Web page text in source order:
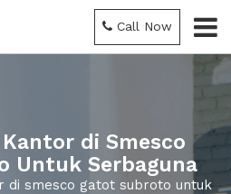
Call Now
di Smesco
Untuk Serbaguna
di smesco gatot subroto untuk